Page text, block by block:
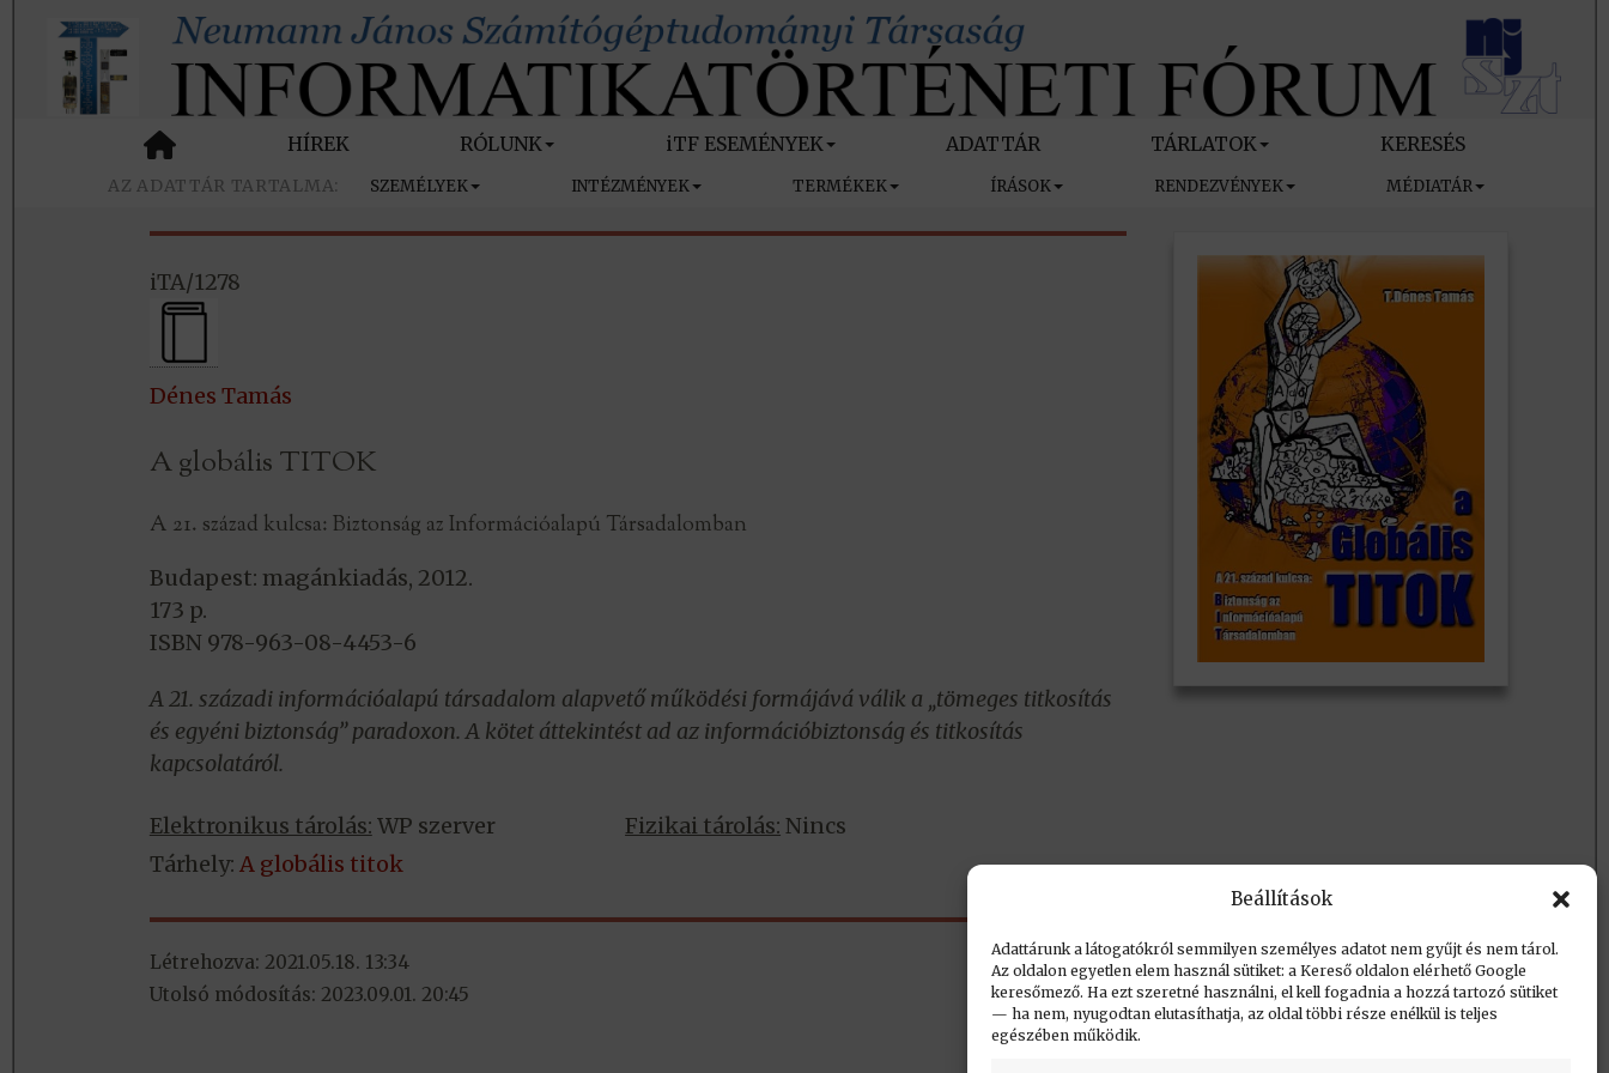
Beállítások
Adattárunk a látogatókról semmilyen személyes adatot nem gyűjt és nem tárol.
Az oldalon egyetlen elem használ sütiket: a Kereső oldalon elérhető Google
keresőmező. Ha ezt szeretné használni, el kell fogadnia a hozzá tartozó sütiket
— ha nem, nyugodtan elutasíthatja, az oldal többi része enélkül is teljes
egészében működik.
HÍREK RÓLUNK iTF ESEMÉNYEK ADATTÁR TÁRLATOK KERESÉS
SZEMÉLYEK INTÉZMÉNYEK TERMÉKEK ÍRÁSOK RENDEZVÉNYEK MÉDIATÁR
iTA/1278
Dénes Tamás
A globális TITOK
A 21. század kulcsa: Biztonság az Információalapú Társadalomban
Budapest: magánkiadás, 2012.
173 p.
ISBN 978-963-08-4453-6
A 21. századi információalapú társadalom alapvető működési formájává válik a „tömeges titkosítás
és egyéni biztonság” paradoxon. A kötet áttekintést ad az információbiztonság és titkosítás
kapcsolatáról.
Elektronikus tárolás: WP szerver
Tárhely: A globális titok
Fizikai tárolás: Nincs
Létrehozva: 2021.05.18. 13:34
Utolsó módosítás: 2023.09.01. 20:45